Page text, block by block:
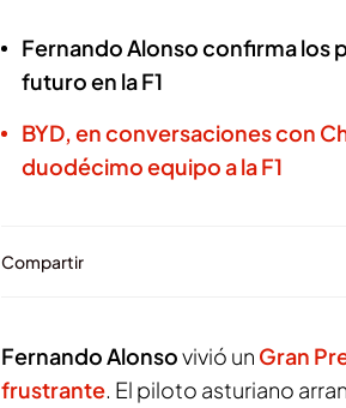
Fernando Alonso confirma los
futuro en la F1
BYD, en conversaciones con
duodécimo equipo a la F1
Compartir
Fernando Alonsovivió un Gran
frustrante. El piloto asturiano